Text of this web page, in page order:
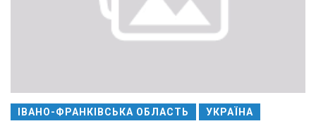
ІВАНО-ФРАНКІВСЬКА ОБЛАСТЬ УКРАЇНА